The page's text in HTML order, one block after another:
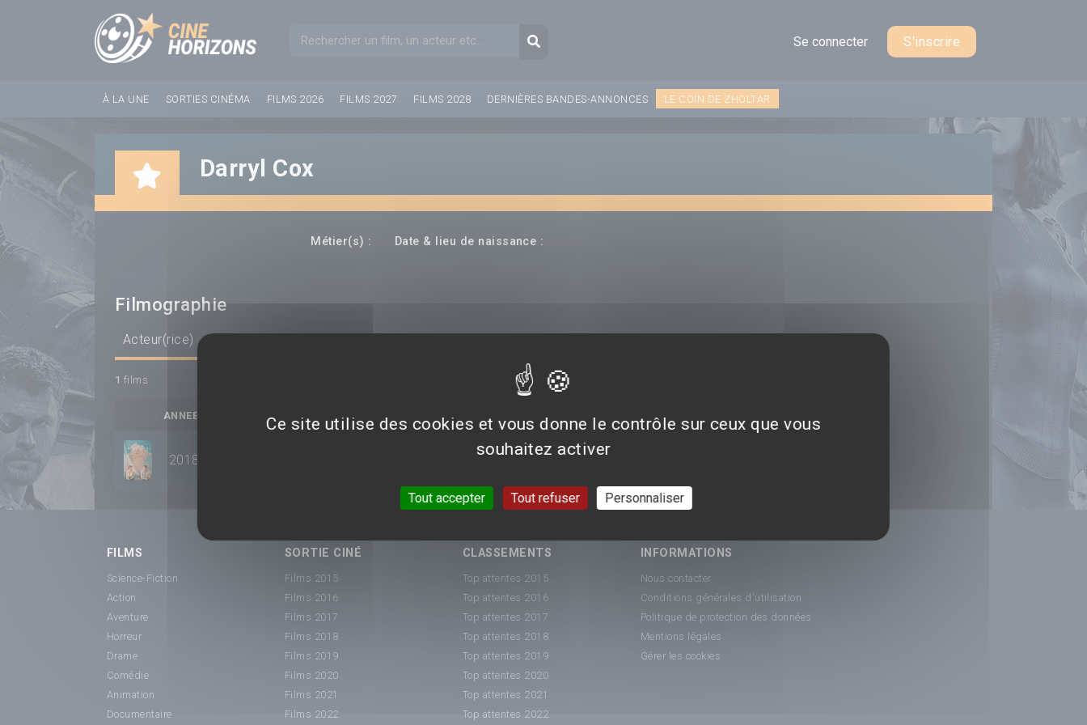
Formulaire de rechercheRecherche
Se connecter S'inscrire
À LA UNE SORTIES CINÉMA FILMS 2026 FILMS 2027 FILMS 2028 DERNIÈRES BANDES-ANNONCES LE COIN DE ZHOLTAR
Darryl Cox
Métier(s) : Date & lieu de naissance :
Filmographie
Acteur(rice)
1 films
ANNEE
2018
FILMS
Science-Fiction
Action
Aventure
Horreur
Drame
Comédie
Animation
Documentaire
SORTIE CINÉ
Films 2015
Films 2016
Films 2017
Films 2018
Films 2019
Films 2020
Films 2021
Films 2022
CLASSEMENTS
Top attentes 2015
Top attentes 2016
Top attentes 2017
Top attentes 2018
Top attentes 2019
Top attentes 2020
Top attentes 2021
Top attentes 2022
INFORMATIONS
Nous contacter
Conditions générales d'utilisation
Politique de protection des données
Mentions légales
Gérer les cookies
Panneau de gestion des cookies
Ce site utilise des cookies et vous donne le contrôle sur ceux que vous
souhaitez activer
Tout accepter Tout refuser Personnaliser